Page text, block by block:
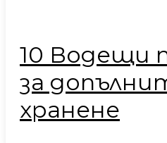
10 Водещи
за
хранене